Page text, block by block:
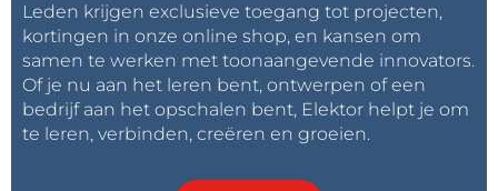
Leden krijgen exclusieve toegang tot projecten,
kortingen in onze online shop, en kansen om
samen te werken met toonaangevende innovators.
Of je nu aan het leren bent, ontwerpen of een
bedrijf aan het opschalen bent, Elektor helpt je om
te leren, verbinden, creëren en groeien.